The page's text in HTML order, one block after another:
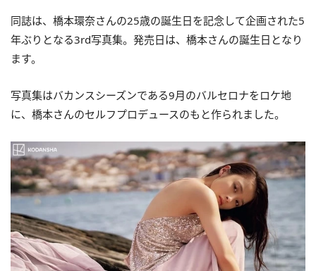
同誌は、橋本環奈さんの25歳の誕生日を記念して企画された5
年ぶりとなる3rd写真集。発売日は、橋本さんの誕生日となり
ます。
写真集はバカンスシーズンである9月のバルセロナをロケ地
に、橋本さんのセルフプロデュースのもと作られました。